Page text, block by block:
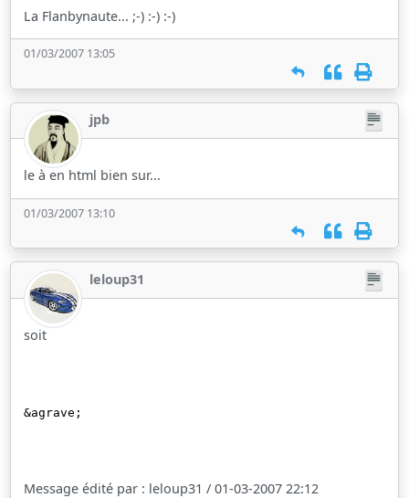
La Flanbynaute... ;-) :-) :-)
01/03/2007 13:05
jpb
le à en html bien sur...
01/03/2007 13:10
leloup31
soit
&agrave;
Message édité par : leloup31 / 01-03-2007 22:12